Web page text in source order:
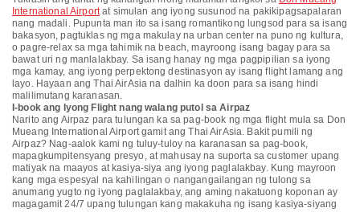
International Airportat simulan ang iyong susunod na pakikipagsapalaran
nang madali. Pupunta man ito sa isang romantikong lungsod para sa isang
bakasyon, pagtuklas ng mga makulay na urban center na puno ng kultura,
o pagre-relax sa mga tahimik na beach, mayroong isang bagay para sa
bawat uri ng manlalakbay. Sa isang hanay ng mga pagpipilian sa iyong
mga kamay, ang iyong perpektong destinasyon ay isang flight lamang ang
layo. Hayaan ang Thai AirAsia na dalhin ka doon para sa isang hindi
malilimutang karanasan.
I-book ang Iyong Flight nang walang putol sa Airpaz
Narito ang Airpaz para tulungan ka sa pag-book ng mga flight mula sa Don
Mueang International Airport gamit ang Thai AirAsia. Bakit pumili ng
Airpaz? Nag-aalok kami ng tuluy-tuloy na karanasan sa pag-book,
mapagkumpitensyang presyo, at mahusay na suporta sa customer upang
matiyak na maayos at kasiya-siya ang iyong paglalakbay. Kung mayroon
kang mga espesyal na kahilingan o nangangailangan ng tulong sa
anumang yugto ng iyong paglalakbay, ang aming nakatuong koponan ay
magagamit 24/7 upang tulungan kang makakuha ng isang kasiya-siyang